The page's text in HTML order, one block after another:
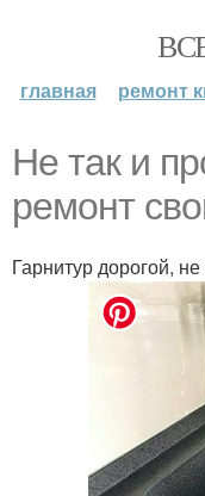
главная ремонт
Не так и
ремонт
Гарнитур дорогой,